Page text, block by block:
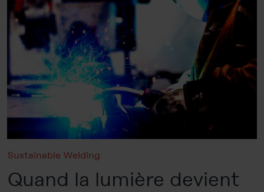
Sustainable Welding
Quand la lumière devient